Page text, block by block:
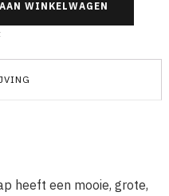
WINKELWAGEN
heeft een mooie, grote,